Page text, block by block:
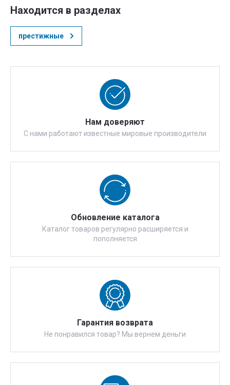
Находится в разделах
престижные
Нам доверяют
С нами работают известные мировые производители
Обновление каталога
Каталог товаров регулярно расширяется и
пополняется
Гарантия возврата
Не понравился товар? Мы вернем деньги